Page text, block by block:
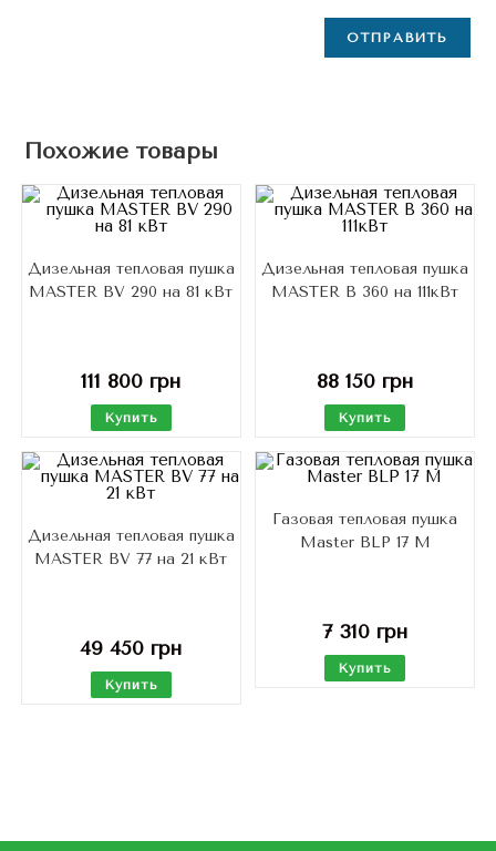
Похожие товары
Дизельная тепловая пушка
MASTER BV 290 на 81 кВт
111 800 грн
Купить
Дизельная тепловая пушка
MASTER B 360 на 111кВт
88 150 грн
Купить
Дизельная тепловая пушка
MASTER BV 77 на 21 кВт
49 450 грн
Купить
Газовая тепловая пушка
Master BLP 17 M
7 310 грн
Купить